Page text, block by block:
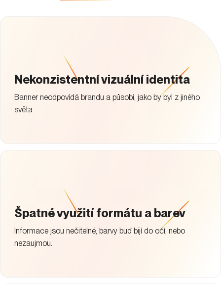
Nekonzistentní vizuální identita
Banner neodpovídá brandu a působí, jako by byl z jiného
světa
Špatné využití formátu a barev
Informace jsou nečitelné, barvy buď bijí do očí, nebo
nezaujmou.